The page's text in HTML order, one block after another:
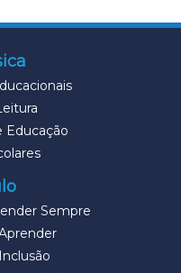
Educação
Sempre